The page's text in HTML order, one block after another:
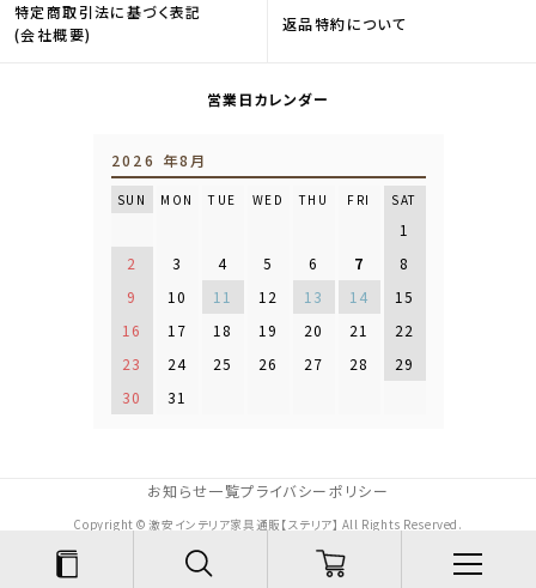
特定商取引法に基づく表記
(会社概要)
返品特約について
営業日カレンダー
2026 年8月
SUN MON TUE WED THU FRI SAT
1
2
3 4 5 6 7
8
9
10 11 12 13 14
15
16
17 18 19 20 21
22
23
24 25 26 27 28
29
30
31
お知らせ一覧プライバシーポリシー
Copyright © 激安インテリア家具通販【ステリア】 All Rights Reserved.